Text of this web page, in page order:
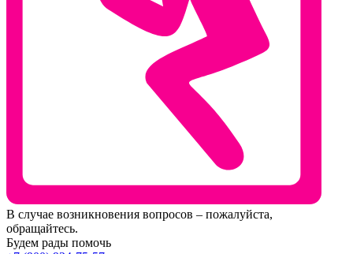
В случае возникновения вопросов – пожалуйста,
обращайтесь.
Будем рады помочь